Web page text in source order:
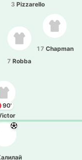
3 Pizzarello
7 Robba
17 Chapman
90'